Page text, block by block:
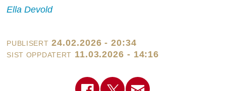
Ella Devold
PUBLISERT 24.02.2026 - 20:34
SIST OPPDATERT 11.03.2026 - 14:16